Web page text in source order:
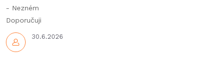
30.6.2026
- Nezném
Doporučuji